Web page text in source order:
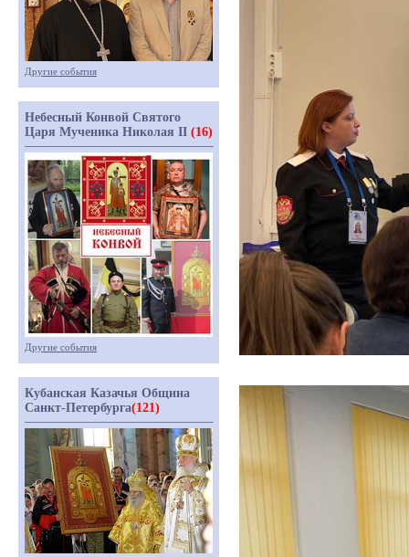
Другие события
Небесный Конвой Святого
Царя Мученика Николая II (16)
Другие события
Кубанская Казачья Община
Санкт-Петербурга(121)